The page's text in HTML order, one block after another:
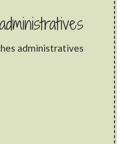
administratives